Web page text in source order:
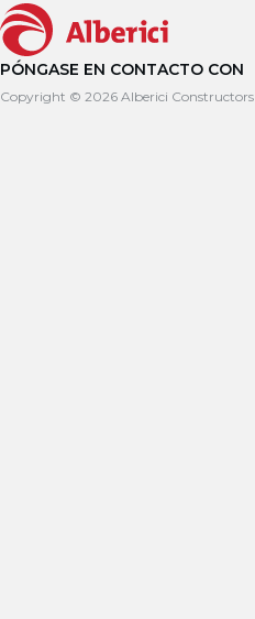
PÓNGASE EN CONTACTO CON
Copyright © 2026 Alberici Constructors